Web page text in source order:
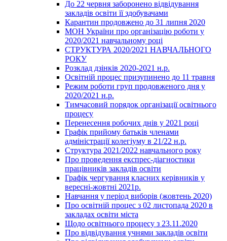
До 22 червня заборонено відвідування
закладів освіти її здобувачами
Карантин продовжено до 31 липня 2020
МОН України про організацію роботи у
2020/2021 навчальному році
СТРУКТУРА 2020/2021 НАВЧАЛЬНОГО
РОКУ
Розклад дзінків 2020-2021 н.р.
Освітній процес призупинено до 11 травня
Режим роботи груп продовженого дня у
2020/2021 н.р.
Тимчасовий порядок організації освітнього
процесу
Перенесення робочих днів у 2021 році
Графік прийому батьків членами
адміністрації колегіуму в 21/22 н.р.
Структура 2021/2022 навчального року
Про проведення експрес-діагностики
працівників закладів освіти
Графік чергування класних керівників у
вересні-жовтні 2021р.
Навчання у період виборів (жовтень 2020)
Про освітній процес з 02 листопада 2020 в
закладах освіти міста
Щодо освітнього процесу з 23.11.2020
Про відвідування учнями закладів освіти